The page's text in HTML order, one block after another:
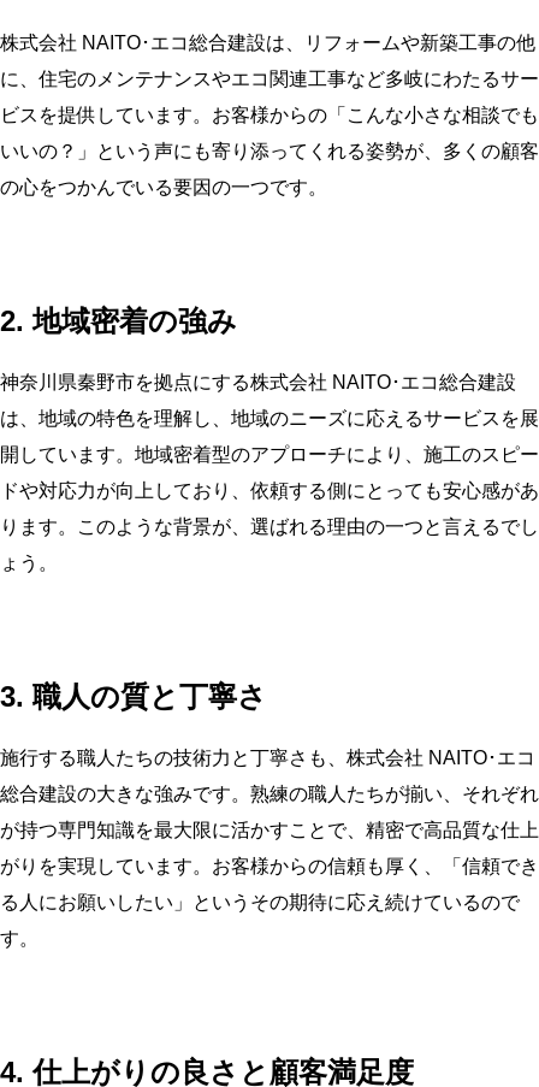
株式会社 NAITO･エコ総合建設は、リフォームや新築工事の他
に、住宅のメンテナンスやエコ関連工事など多岐にわたるサー
ビスを提供しています。お客様からの「こんな小さな相談でも
いいの？」という声にも寄り添ってくれる姿勢が、多くの顧客
の心をつかんでいる要因の一つです。
2. 地域密着の強み
神奈川県秦野市を拠点にする株式会社 NAITO･エコ総合建設
は、地域の特色を理解し、地域のニーズに応えるサービスを展
開しています。地域密着型のアプローチにより、施工のスピー
ドや対応力が向上しており、依頼する側にとっても安心感があ
ります。このような背景が、選ばれる理由の一つと言えるでし
ょう。
3. 職人の質と丁寧さ
施行する職人たちの技術力と丁寧さも、株式会社 NAITO･エコ
総合建設の大きな強みです。熟練の職人たちが揃い、それぞれ
が持つ専門知識を最大限に活かすことで、精密で高品質な仕上
がりを実現しています。お客様からの信頼も厚く、「信頼でき
る人にお願いしたい」というその期待に応え続けているので
す。
4. 仕上がりの良さと顧客満足度